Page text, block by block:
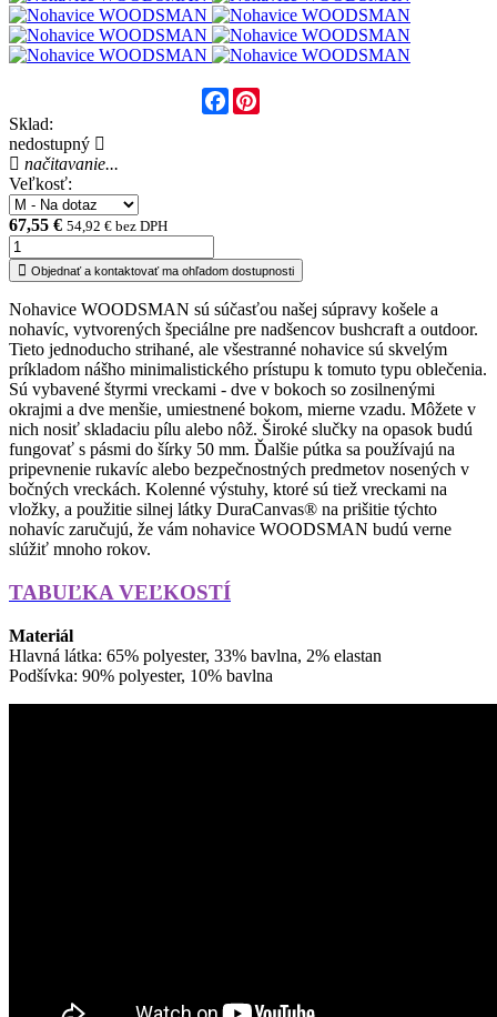
Facebook
Sklad:
nedostupný
načitavanie...
Veľkosť:
67,55 € 54,92 € bez DPH
Objednať a kontaktovať ma ohľadom dostupnosti
Nohavice WOODSMAN sú súčasťou našej súpravy košele a
nohavíc, vytvorených špeciálne pre nadšencov bushcraft a outdoor.
Tieto jednoducho strihané, ale všestranné nohavice sú skvelým
príkladom nášho minimalistického prístupu k tomuto typu oblečenia.
Sú vybavené štyrmi vreckami - dve v bokoch so zosilnenými
okrajmi a dve menšie, umiestnené bokom, mierne vzadu. Môžete v
nich nosiť skladaciu pílu alebo nôž. Široké slučky na opasok budú
fungovať s pásmi do šírky 50 mm. Ďalšie pútka sa používajú na
pripevnenie rukavíc alebo bezpečnostných predmetov nosených v
bočných vreckách. Kolenné výstuhy, ktoré sú tiež vreckami na
vložky, a použitie silnej látky DuraCanvas® na prišitie týchto
nohavíc zaručujú, že vám nohavice WOODSMAN budú verne
slúžiť mnoho rokov.
TABUĽKA VEĽKOSTÍ
Materiál
Hlavná látka: 65% polyester, 33% bavlna, 2% elastan
Podšívka: 90% polyester, 10% bavlna